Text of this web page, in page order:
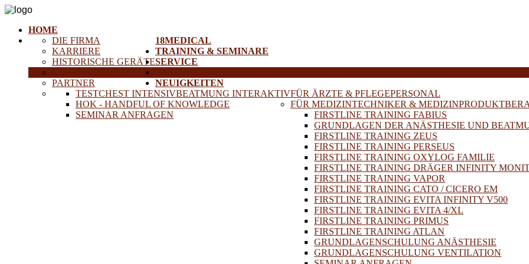
HOME
18MEDICAL
DIE FIRMA
KARRIERE
HISTORISCHE GERÄTE
PARTNER
TRAINING & SEMINARE
FÜR ÄRZTE & PFLEGEPERSONAL
TESTCHEST INTENSIVBEATMUNG INTERAKTIV
HOK - HANDFUL OF KNOWLEDGE
SEMINAR ANFRAGEN
FÜR MEDIZINTECHNIKER &
FIRSTLINE TRAINING FABIUS
GRUNDLAGEN DER ANÄSTHESIE UND
FIRSTLINE TRAINING ZEUS
FIRSTLINE TRAINING PERSEUS
FIRSTLINE TRAINING OXYLOG FAMILIE
FIRSTLINE TRAINING DRÄGER INFINITY
FIRSTLINE TRAINING VAPOR
FIRSTLINE TRAINING CATO / CICERO EM
FIRSTLINE TRAINING EVITA INFINITY V500
FIRSTLINE TRAINING EVITA 4/XL
FIRSTLINE TRAINING PRIMUS
FIRSTLINE TRAINING ATLAN
GRUNDLAGENSCHULUNG ANÄSTHESIE
GRUNDLAGENSCHULUNG VENTILATION
SERVICE
NEUIGKEITEN